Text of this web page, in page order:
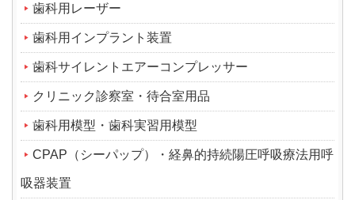
歯科用レーザー
歯科用インプラント装置
歯科サイレントエアーコンプレッサー
クリニック診察室・待合室用品
歯科用模型・歯科実習用模型
CPAP（シーパップ）・経鼻的持続陽圧呼吸療法用呼
吸器装置